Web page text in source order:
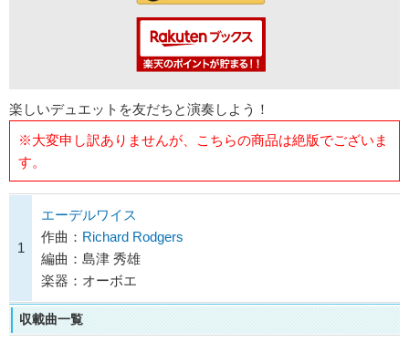
楽しいデュエットを友だちと演奏しよう！
※大変申し訳ありませんが、こちらの商品は絶版でございま
す。
1
エーデルワイス
作曲： Richard Rodgers
編曲：島津 秀雄
楽器：オーボエ
収載曲一覧